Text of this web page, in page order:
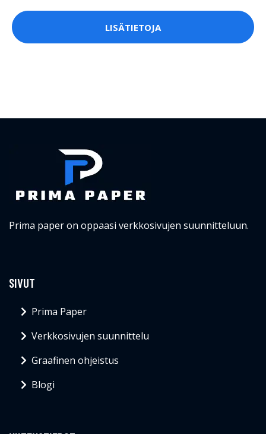
LISÄTIETOJA
Prima paper on oppaasi verkkosivujen suunnitteluun.
SIVUT
Prima Paper
Verkkosivujen suunnittelu
Graafinen ohjeistus
Blogi